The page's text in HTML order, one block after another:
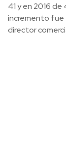
41 y en 2016
incremento fue
director